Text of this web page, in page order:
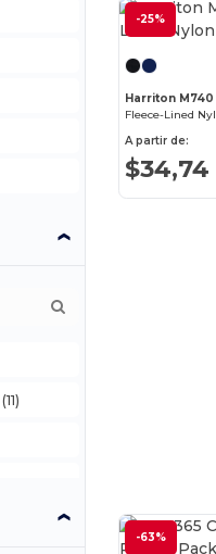
(11)
-25%
Harriton M740
Fleece-Lined
A partir de:
$34,74
-63%